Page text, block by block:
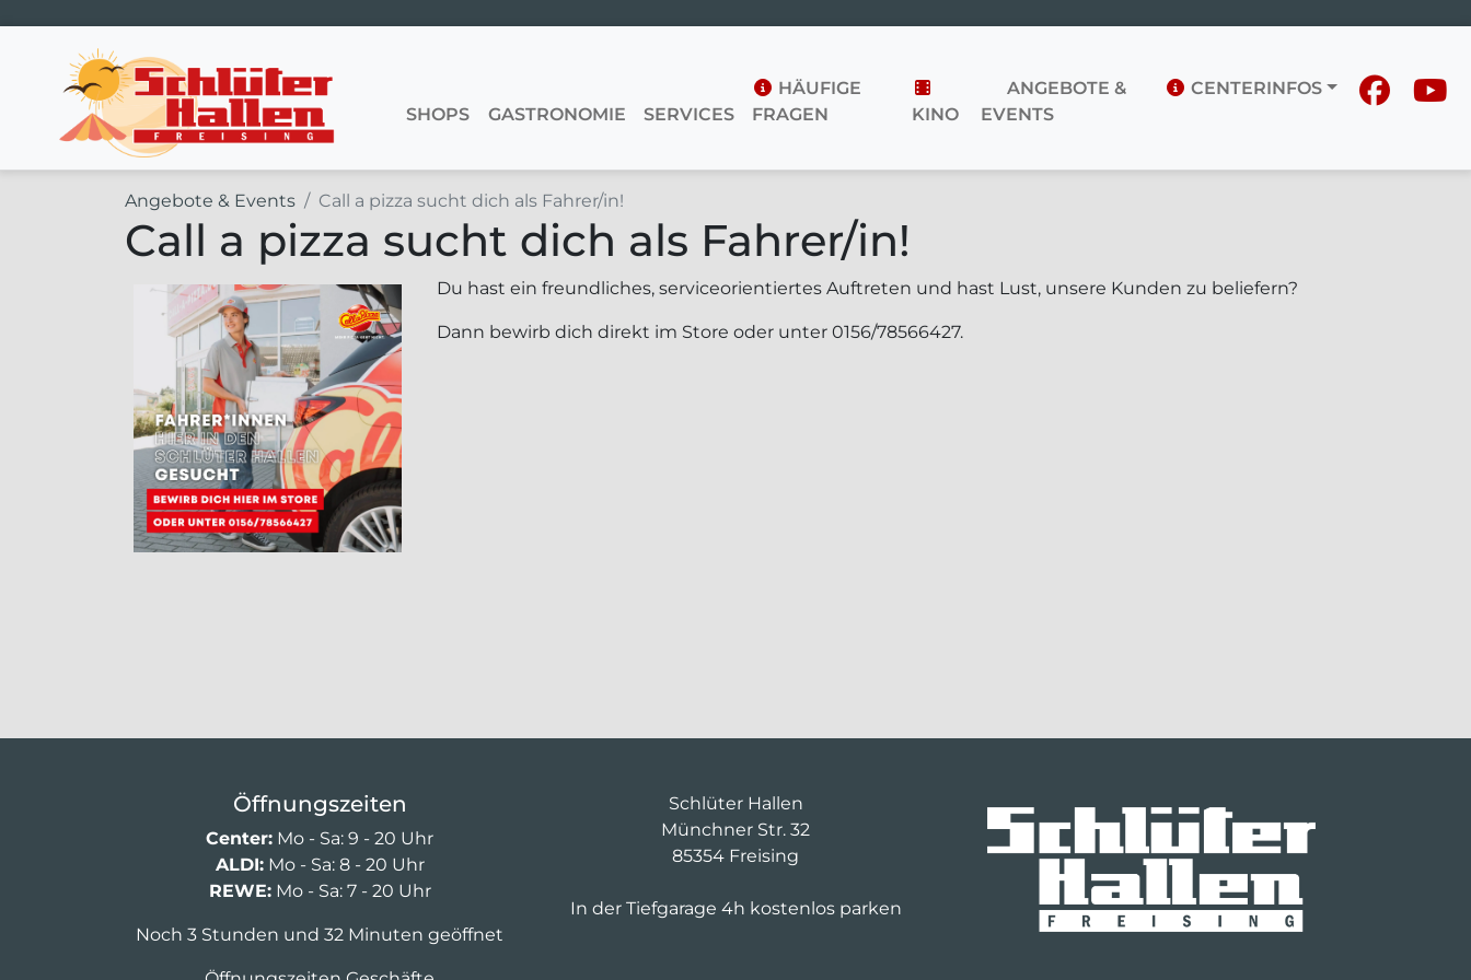
Hauptnavigation SHOPS GASTRONOMIE SERVICES
HÄUFIGE
FRAGEN
KINO
ANGEBOTE &
EVENTS
CENTERINFOS
Angebote & Events Call a pizza sucht dich als Fahrer/in!
Call a pizza sucht dich als Fahrer/in!
Du hast ein freundliches, serviceorientiertes Auftreten und hast Lust, unsere Kunden zu beliefern?
Dann bewirb dich direkt im Store oder unter 0156/78566427.
Öffnungszeiten
Center: Mo - Sa: 9 - 20 Uhr
ALDI:Mo - Sa: 8 - 20 Uhr
REWE:Mo - Sa: 7 - 20 Uhr
Noch 3 Stunden und 32 Minuten geöffnet
Schlüter Hallen
Münchner Str. 32
85354 Freising
In der Tiefgarage 4h kostenlos parken